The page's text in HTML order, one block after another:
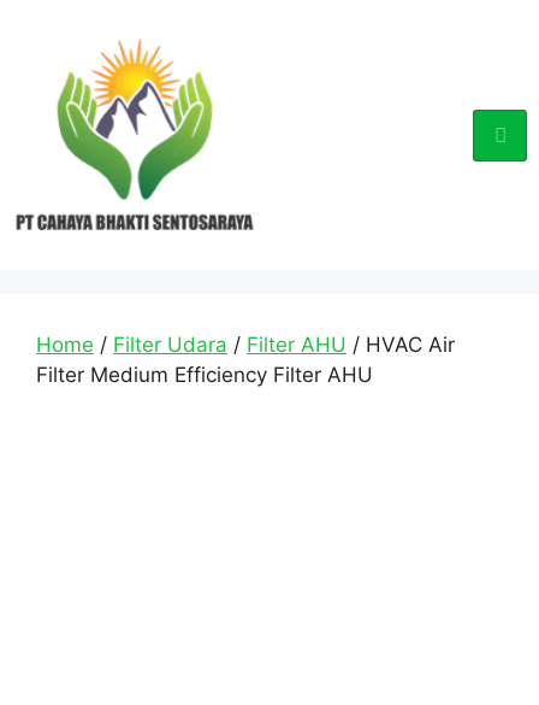
Home / Filter Udara / Filter AHU / HVAC Air
Filter Medium Efficiency Filter AHU